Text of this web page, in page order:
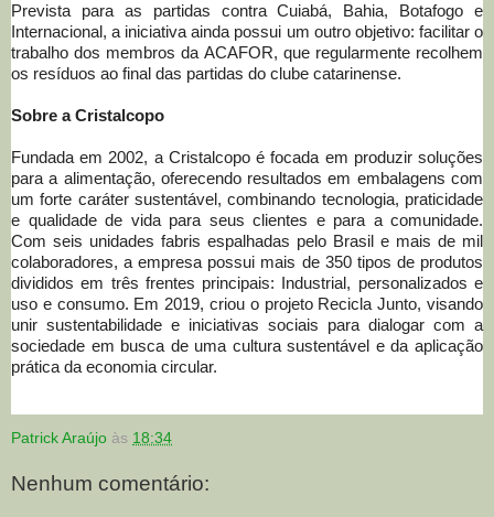
Prevista para as partidas contra Cuiabá, Bahia, Botafogo e
Internacional, a iniciativa ainda possui um outro objetivo: facilitar o
trabalho dos membros da ACAFOR, que regularmente recolhem
os resíduos ao final das partidas do clube catarinense.
Sobre a Cristalcopo
Fundada em 2002, a Cristalcopo é focada em produzir soluções
para a alimentação, oferecendo resultados em embalagens com
um forte caráter sustentável, combinando tecnologia, praticidade
e qualidade de vida para seus clientes e para a comunidade.
Com seis unidades fabris espalhadas pelo Brasil e mais de mil
colaboradores, a empresa possui mais de 350 tipos de produtos
divididos em três frentes principais: Industrial, personalizados e
uso e consumo. Em 2019, criou o projeto Recicla Junto, visando
unir sustentabilidade e iniciativas sociais para dialogar com a
sociedade em busca de uma cultura sustentável e da aplicação
prática da economia circular.
Patrick Araújo às 18:34
Nenhum comentário: